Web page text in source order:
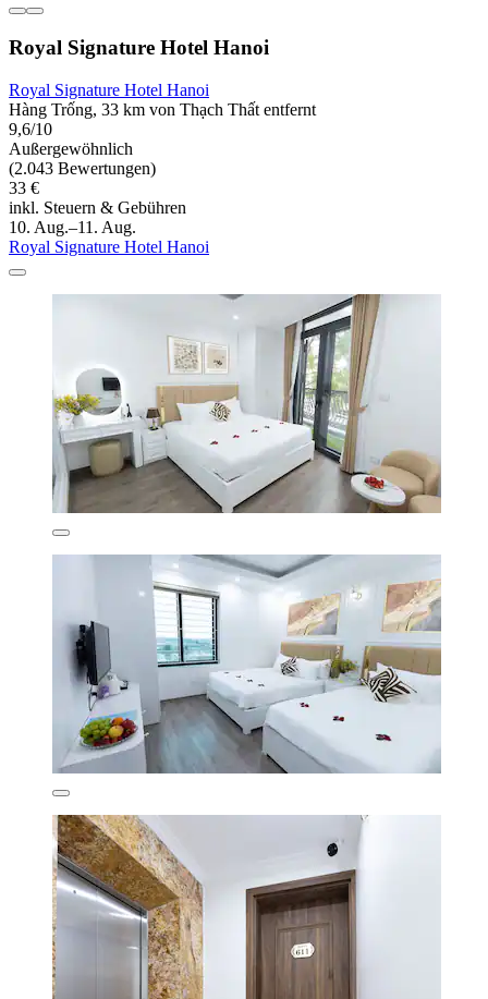
Royal Signature Hotel Hanoi
Royal Signature Hotel Hanoi
Hàng Trống, 33 km von Thạch Thất entfernt
9,6/10
Außergewöhnlich
(2.043 Bewertungen)
33 €
inkl. Steuern & Gebühren
10. Aug.–11. Aug.
Royal Signature Hotel Hanoi